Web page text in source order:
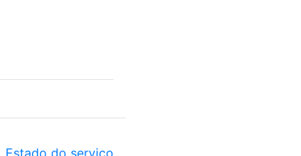
Estado do serviço